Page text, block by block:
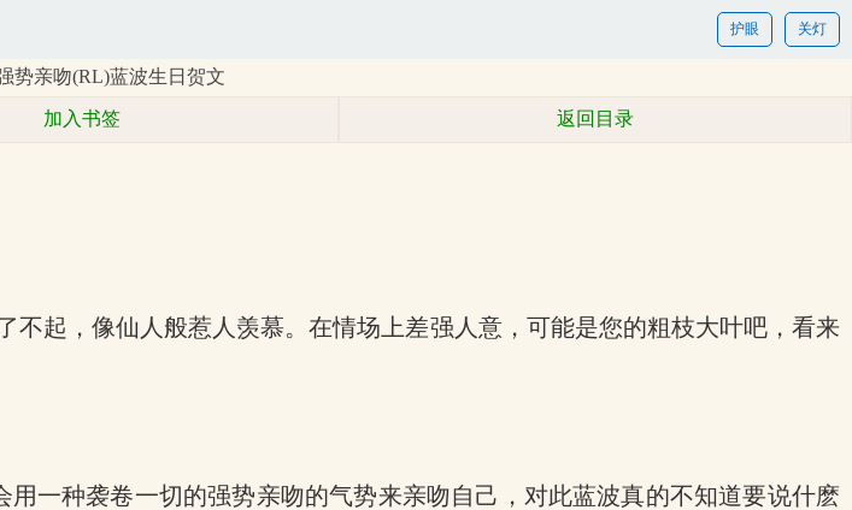
关灯
护眼
势亲吻(RL)蓝波生日贺文
加入书签 返回目录
起，像仙人般惹人羡慕。在情场上差强人意，可能是您的粗枝大叶吧，看来
一种袭卷一切的强势亲吻的气势来亲吻自己，对此蓝波真的不知道要说什麽